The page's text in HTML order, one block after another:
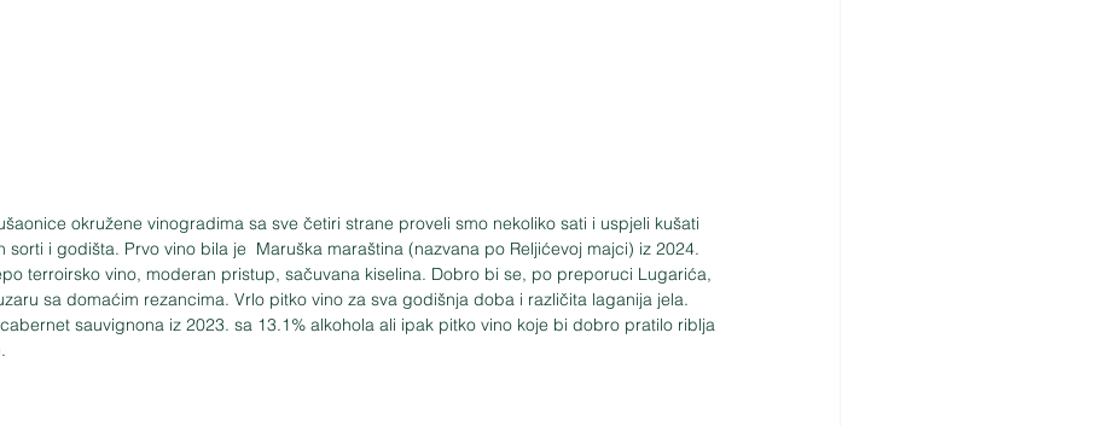
okružene vinogradima sa sve četiri strane proveli smo nekoliko sati i uspjeli kušati
sorti i godišta. Prvo vino bila je  Maruška maraština (nazvana po Reljićevoj majci) iz 2024.
terroirsko vino, moderan pristup, sačuvana kiselina. Dobro bi se, po preporuci Lugarića,
sa domaćim rezancima. Vrlo pitko vino za sva godišnja doba i različita laganija jela.
sauvignona iz 2023. sa 13.1% alkohola ali ipak pitko vino koje bi dobro pratilo riblja